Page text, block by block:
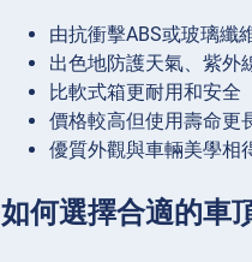
由抗衝擊ABS或玻璃纖
出色地防護天氣、紫外
比軟式箱更耐用和安全
價格較高但使用壽命更
優質外觀與車輛美學相
如何選擇合適的車